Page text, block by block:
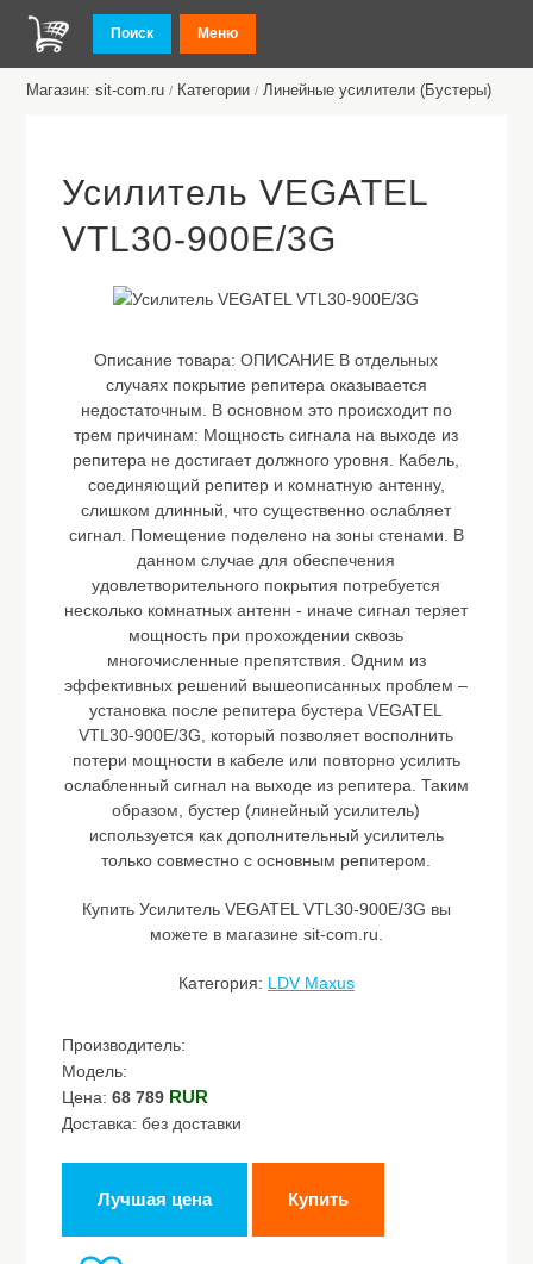
Поиск Меню
Магазин: sit-com.ru / Категории / Линейные усилители (Бустеры)
Усилитель VEGATEL
VTL30-900E/3G
Описание товара:ОПИСАНИЕ В отдельных
случаях покрытие репитера оказывается
недостаточным. В основном это происходит по
трем причинам: Мощность сигнала на выходе из
репитера не достигает должного уровня. Кабель,
соединяющий репитер и комнатную антенну,
слишком длинный, что существенно ослабляет
сигнал. Помещение поделено на зоны стенами. В
данном случае для обеспечения
удовлетворительного покрытия потребуется
несколько комнатных антенн - иначе сигнал теряет
мощность при прохождении сквозь
многочисленные препятствия. Одним из
эффективных решений вышеописанных проблем –
установка после репитера бустера VEGATEL
VTL30-900E/3G, который позволяет восполнить
потери мощности в кабеле или повторно усилить
ослабленный сигнал на выходе из репитера. Таким
образом, бустер (линейный усилитель)
используется как дополнительный усилитель
только совместно с основным репитером.
Купить Усилитель VEGATEL VTL30-900E/3G вы
можете в магазине sit-com.ru.
Категория: LDV Maxus
Производитель:
Модель:
Цена:68 789 RUR
Доставка: без доставки
Лучшая цена Купить